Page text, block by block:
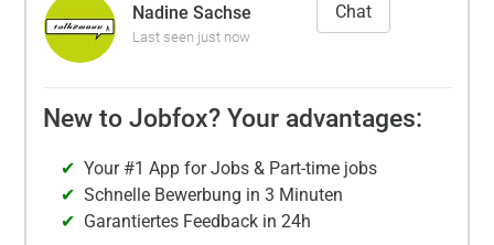
Nadine Sachse
Last seen just now
Chat
New to Jobfox? Your advantages:
Your #1 App for Jobs & Part-time jobs
Schnelle Bewerbung in 3 Minuten
Garantiertes Feedback in 24h